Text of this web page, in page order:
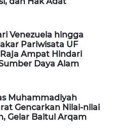
Venezuela hingga
Pariwisata UF
Ampat Hindari
Daya Alam
Muhammadiyah
Gencarkan Nilai-nilai
Gelar Baitul Arqam